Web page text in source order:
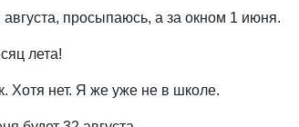
просыпаюсь, а за окном 1 июня.
лета!
Хотя нет. Я же уже не в школе.